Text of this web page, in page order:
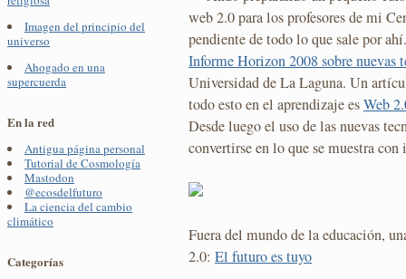
Imagen del principio del
universo
Ahogado en una
supercuerda
En la red
Antigua página personal
Tutorial de Cosmología
Mastodon
@ecosdelfuturo
La ciencia del cambio
climático
Categorías
web 2.0 para los profesores de mi
pendiente de todo lo que sale por
Informe Horizon 2008 sobre nuevas
Universidad de La Laguna. Un
todo esto en el aprendizaje esWeb
Desde luego el uso de las nuevas
convertirse en lo que se muestra
Fuera del mundo de la educación,
2.0: El futuro es tuyo